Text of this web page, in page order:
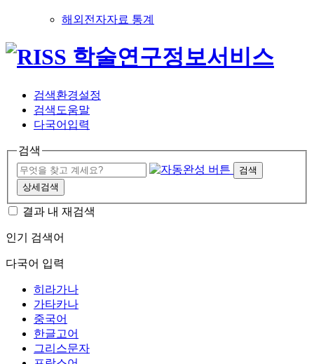
해외전자자료 통계
검색환경설정
검색도움말
다국어입력
검색
검색
상세검색
결과 내 재검색
인기 검색어
다국어 입력
히라가나
가타카나
중국어
한글고어
그리스문자